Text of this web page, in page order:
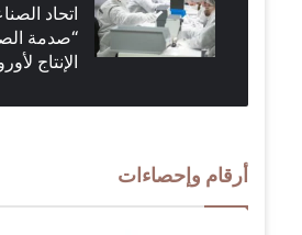
اتحاد
الإنتاج
أرقام وإحصاءات